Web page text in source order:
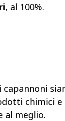
, al 100%.
chimici
al meglio.